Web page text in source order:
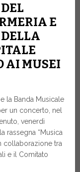
E
AI MUSEI
la Banda Musicale
un concerto, nel
venerdì
rassegna “Musica
collaborazione tra
e il Comitato